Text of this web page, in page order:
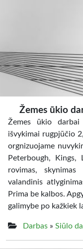
Žemes ūkio
Žemes ūkio darbai
išvykimai rugpjūčio
orgnizuojame
Peterbough, Kings,
rovimas,
valandinis
Prima be kalbos.
galimybe po kažkiek
Darbas » Siūlo